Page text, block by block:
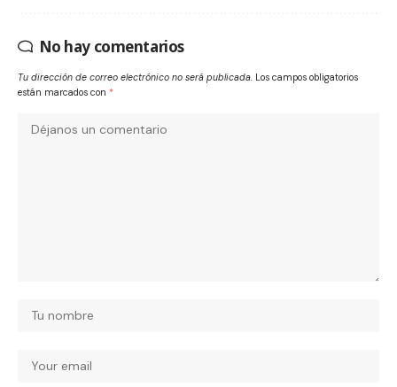
No hay comentarios
Tu dirección de correo electrónico no será publicada. Los campos obligatorios
están marcados con *